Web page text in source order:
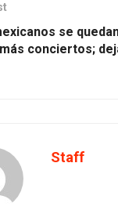
se
conciertos;
Staff